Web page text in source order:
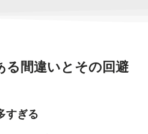
る間違いとその回避
すぎる